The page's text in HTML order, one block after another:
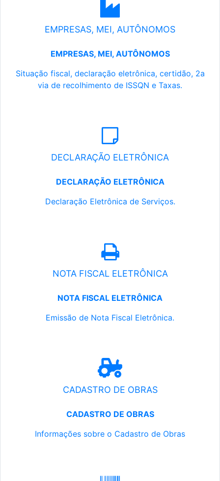
EMPRESAS, MEI, AUTÔNOMOS
EMPRESAS, MEI, AUTÔNOMOS
Situação fiscal, declaração eletrônica, certidão, 2a
via de recolhimento de ISSQN e Taxas.
DECLARAÇÃO ELETRÔNICA
DECLARAÇÃO ELETRÔNICA
Declaração Eletrônica de Serviços.
NOTA FISCAL ELETRÔNICA
NOTA FISCAL ELETRÔNICA
Emissão de Nota Fiscal Eletrônica.
CADASTRO DE OBRAS
CADASTRO DE OBRAS
Informações sobre o Cadastro de Obras